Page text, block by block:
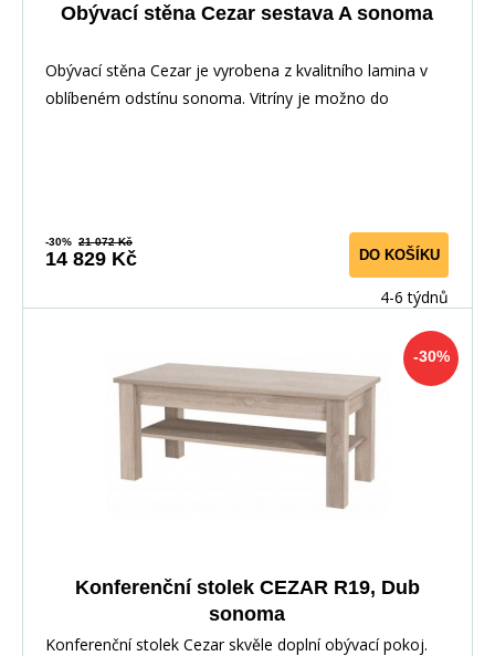
Obývací stěna Cezar sestava A sonoma
Obývací stěna Cezar je vyrobena z kvalitního lamina v
oblíbeném odstínu sonoma. Vitríny je možno do
-30% 21 072 Kč
14 829 Kč DO KOŠÍKU
4-6 týdnů
-30%
Konferenční stolek CEZAR R19, Dub
sonoma
Konferenční stolek Cezar skvěle doplní obývací pokoj.